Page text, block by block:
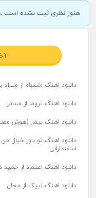
هنوز نظری ثبت نشده است ،
دانلود اهنگ اشتباه از میلاد
دانلود اهنگ تروما از مستر
دانلود اهنگ بیمار (هوش
دانلود اهنگ تو باور
اسفندارانی
دانلود اهنگ اعتماد از حمید
دانلود اهنگ لبیک از مجال